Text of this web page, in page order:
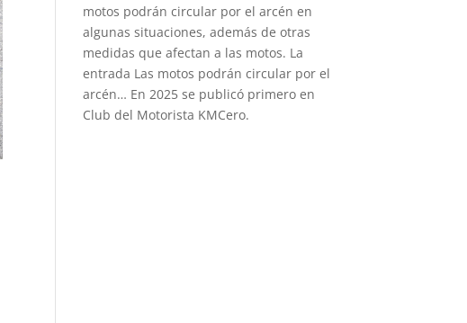
motos podrán circular por el arcén en
algunas situaciones, además de otras
medidas que afectan a las motos. La
entrada Las motos podrán circular por el
arcén… En 2025 se publicó primero en
Club del Motorista KMCero.